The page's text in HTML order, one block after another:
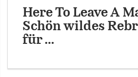
Here To Leave A
Schön wildes
für …